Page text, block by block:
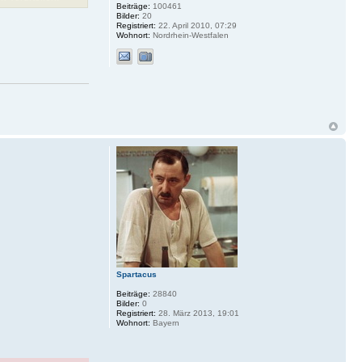
Beiträge: 100461
Bilder: 20
Registriert: 22. April 2010, 07:29
Wohnort: Nordrhein-Westfalen
Spartacus
Beiträge: 28840
Bilder: 0
Registriert: 28. März 2013, 19:01
Wohnort: Bayern